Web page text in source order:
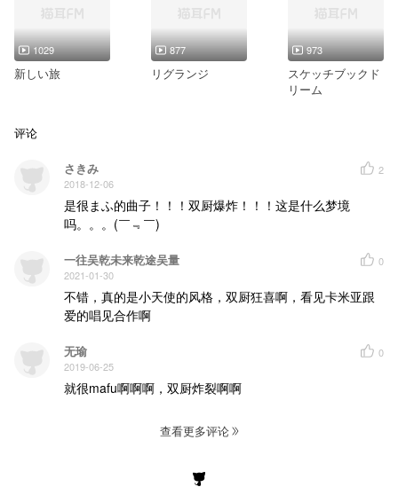
1029
新しい旅
877
リグランジ
973
スケッチブックド
リーム
评论
さきみ
2018-12-06
2
是很まふ的曲子！！！双厨爆炸！！！这是什么梦境
吗。。。(￣﹃￣)
一往吴乾未来乾途吴量
2021-01-30
0
不错，真的是小天使的风格，双厨狂喜啊，看见卡米亚跟
爱的唱见合作啊
无瑜
2019-06-25
0
就很mafu啊啊啊，双厨炸裂啊啊
查看更多评论